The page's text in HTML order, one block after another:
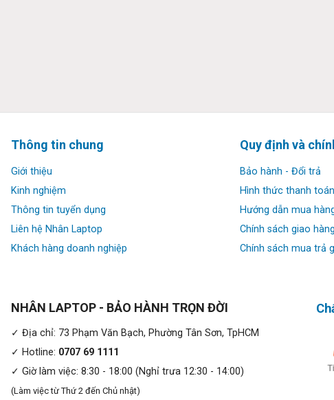
Thế giới sống động rực rỡ sắc màu:
Những hình ảnh trước mắt bạn sẽ trở nên chân thực đến đáng kinh
hợp trên chiếc laptop thời thượng. Hơn nữa, tỉ lệ khung hình mới
đẹp, màn hình Zenbook 14 Flip OLED còn siêu mượt với thời gian
Thông tin chung
Giới thiệu
Kinh nghiệm
Thông tin tuyển dụng
Liên hệ Nhân Laptop
Khách hàng doanh nghiệp
Quy định và
Bảo hành - Đổi trả
Hình thức thanh toán
Hướng dẫn mua
Chính sách giao hàng
Chính sách mua trả
NHÂN LAPTOP - BẢO HÀNH TRỌN ĐỜI
✓ Địa chỉ: 73 Phạm Văn Bạch, Phường Tân Sơn, TpHCM
✓ Hotline: 0707 69 1111
✓ Giờ làm việc: 8:30 - 18:00 (Nghỉ trưa 12:30 - 14:00)
(Làm việc từ Thứ 2 đến Chủ nhật)